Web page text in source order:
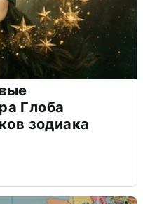
Глоба
зодиака